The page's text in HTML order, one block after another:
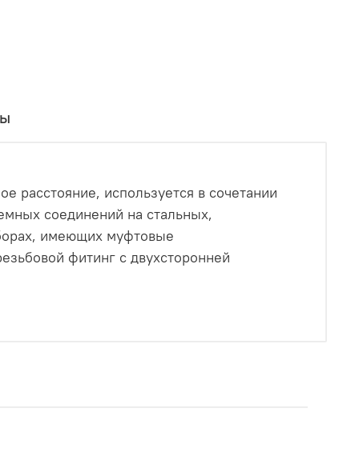
расстояние, используется в сочетании
соединений на стальных,
имеющих муфтовые
фитинг с двухсторонней